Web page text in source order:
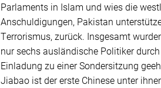
Parlaments in Islam und wies die
Anschuldigungen, Pakistan
Terrorismus, zurück. Insgesamt
nur sechs ausländische Politiker
Einladung zu einer Sondersitzung
Jiabao ist der erste Chinese unter